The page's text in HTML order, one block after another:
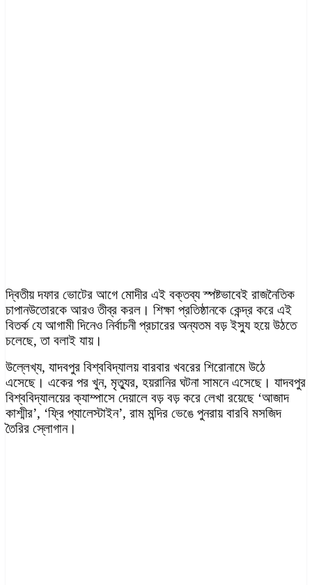
দ্বিতীয় দফার ভোটের আগে মোদীর এই বক্তব্য স্পষ্টভাবেই রাজনৈতিক
চাপানউতোরকে আরও তীব্র করল। শিক্ষা প্রতিষ্ঠানকে কেন্দ্র করে এই
বিতর্ক যে আগামী দিনেও নির্বাচনী প্রচারের অন্যতম বড় ইস্যু হয়ে উঠতে
চলেছে, তা বলাই যায়।
উল্লেখ্য, যাদবপুর বিশ্ববিদ্যালয় বারবার খবরের শিরোনামে উঠে
এসেছে। একের পর খুন, মৃত্যুর, হয়রানির ঘটনা সামনে এসেছে। যাদবপুর
বিশ্ববিদ্যালয়ের ক্যাম্পাসে দেয়ালে বড় বড় করে লেখা রয়েছে ‘আজাদ
কাশ্মীর’, ‘ফ্রি প্যালেস্টাইন’, রাম মন্দির ভেঙে পুনরায় বারবি মসজিদ
তৈরির স্লোগান।